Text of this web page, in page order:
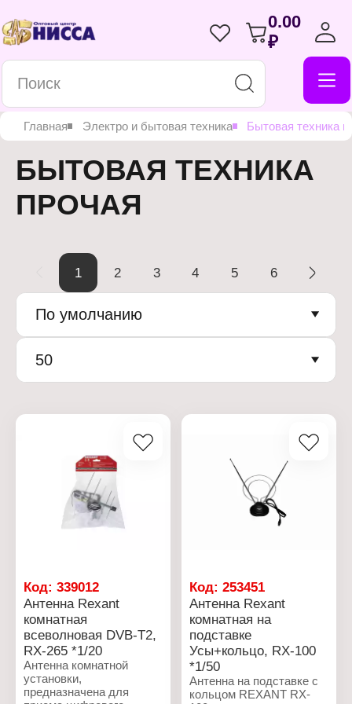
0.00
₽
Главная Электро и бытовая техника Бытовая техника
БЫТОВАЯ ТЕХНИКА
ПРОЧАЯ
1 2 3 4 5 6
По умолчанию
50
Код: 339012
Антенна Rexant
комнатная
всеволновая DVB-T2,
RX-265 *1/20
Антенна комнатной
установки,
предназначена для
Код:253451
Антенна Rexant
комнатная на
подставке
Усы+кольцо, RX-100
*1/50
Антенна на подставке с
кольцом REXANT RX-